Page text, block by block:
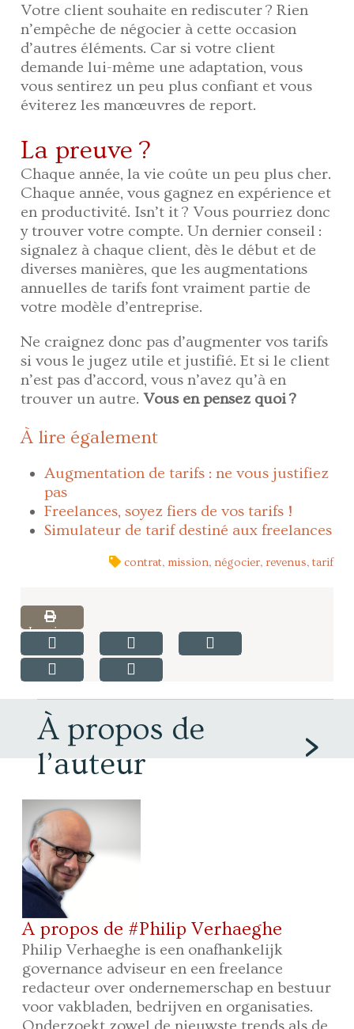
Votre client souhaite en rediscuter ? Rien
n’empêche de négocier à cette occasion
d’autres éléments. Car si votre client
demande lui-même une adaptation, vous
vous sentirez un peu plus confiant et vous
éviterez les manœuvres de report.
La preuve ?
Chaque année, la vie coûte un peu plus cher.
Chaque année, vous gagnez en expérience et
en productivité. Isn’t it ? Vous pourriez donc
y trouver votre compte. Un dernier conseil :
signalez à chaque client, dès le début et de
diverses manières, que les augmentations
annuelles de tarifs font vraiment partie de
votre modèle d’entreprise.
Ne craignez donc pas d’augmenter vos tarifs
si vous le jugez utile et justifié. Et si le client
n’est pas d’accord, vous n’avez qu’à en
trouver un autre.Vous en pensez quoi ?
À lire également
Augmentation de tarifs : ne vous justifiez
pas
Freelances, soyez fiers de vos tarifs !
Simulateur de tarif destiné aux freelances
contrat, mission, négocier, revenus, tarif
Imprimer
À propos de
l’auteur
A propos de #Philip Verhaeghe
Philip Verhaeghe is een onafhankelijk
governance adviseur en een freelance
redacteur over ondernemerschap en bestuur
voor vakbladen, bedrijven en organisaties.